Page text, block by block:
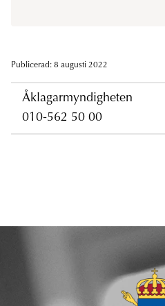
Publicerad: 8 augusti 2022
Åklagarmyndigheten
010-562 50 00